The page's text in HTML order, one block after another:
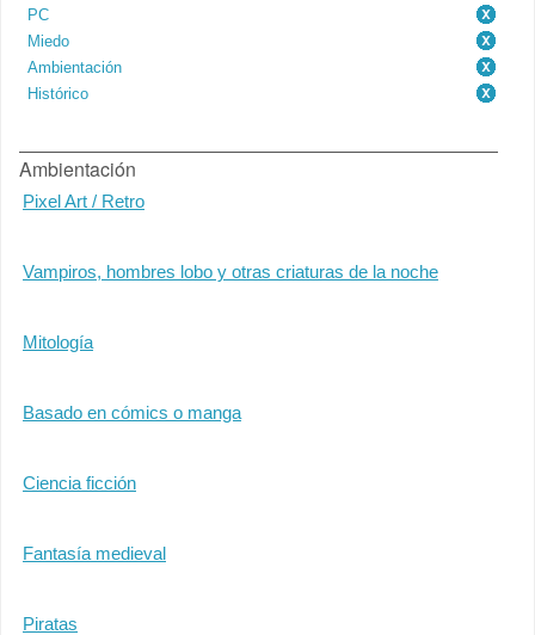
PC
Miedo
Ambientación
Histórico
Ambientación
Pixel Art / Retro
Vampiros, hombres lobo y otras criaturas de la noche
Mitología
Basado en cómics o manga
Ciencia ficción
Fantasía medieval
Piratas